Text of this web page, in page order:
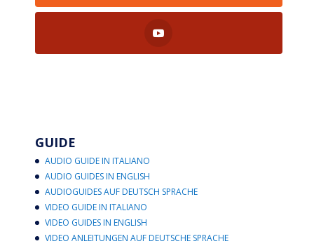
GUIDE
AUDIO GUIDE IN ITALIANO
AUDIO GUIDES IN ENGLISH
AUDIOGUIDES AUF DEUTSCH SPRACHE
VIDEO GUIDE IN ITALIANO
VIDEO GUIDES IN ENGLISH
VIDEO ANLEITUNGEN AUF DEUTSCHE SPRACHE